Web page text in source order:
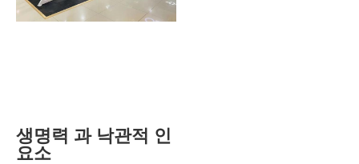
생명력 과 낙관적 인
요소